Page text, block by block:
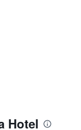
Hotel